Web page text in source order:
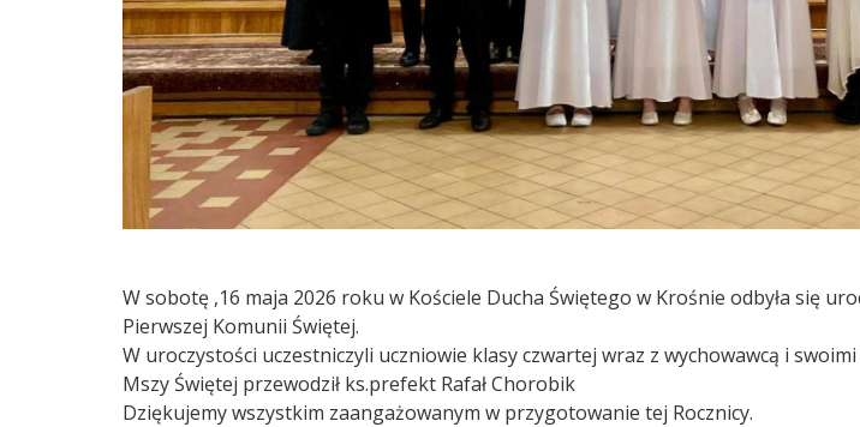
W sobotę ,16 maja 2026 roku w Kościele Ducha Świętego w Krośnie odbyła się
Pierwszej Komunii Świętej.
W uroczystości uczestniczyli uczniowie klasy czwartej wraz z wychowawcą i
Mszy Świętej przewodził ks.prefekt Rafał Chorobik
Dziękujemy wszystkim zaangażowanym w przygotowanie tej Rocznicy.